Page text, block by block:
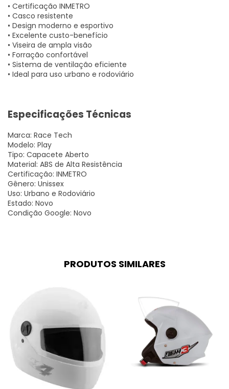
• Certificação INMETRO
• Casco resistente
• Design moderno e esportivo
• Excelente custo-benefício
• Viseira de ampla visão
• Forração confortável
• Sistema de ventilação eficiente
• Ideal para uso urbano e rodoviário
Especificações Técnicas
Marca: Race Tech
Modelo: Play
Tipo: Capacete Aberto
Material: ABS de Alta Resistência
Certificação: INMETRO
Gênero: Unissex
Uso: Urbano e Rodoviário
Estado: Novo
Condição Google: Novo
PRODUTOS SIMILARES